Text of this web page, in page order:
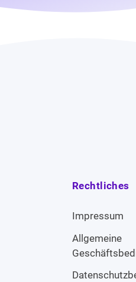
Rechtliches
Impressum
Allgemeine